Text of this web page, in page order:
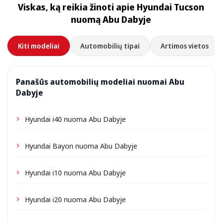
priklausomai nuo vietos gali būti taikomas nedidelis
pristatymo mokestis, visada nurodomas iš anksto.
Viskas, ką reikia žinoti apie Hyundai Tucson
nuomą Abu Dabyje
Kiti modeliai Automobilių tipai Artimos vietos
Panašūs automobilių modeliai nuomai Abu
Dabyje
Hyundai i40 nuoma Abu Dabyje
Hyundai Bayon nuoma Abu Dabyje
Hyundai i10 nuoma Abu Dabyje
Hyundai i20 nuoma Abu Dabyje